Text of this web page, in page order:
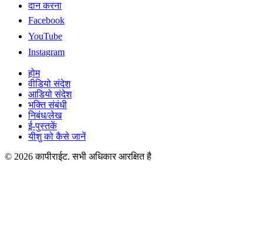
दान करना
Facebook
YouTube
Instagram
होम
वीडियो संदेश
आडियो संदेश
भक्ति संबंधी
निबंध/लेख
ई-पुस्तकें
यीशु को कैसे जानें
© 2026 कापीराईट. सभी अधिकार आरक्षित है